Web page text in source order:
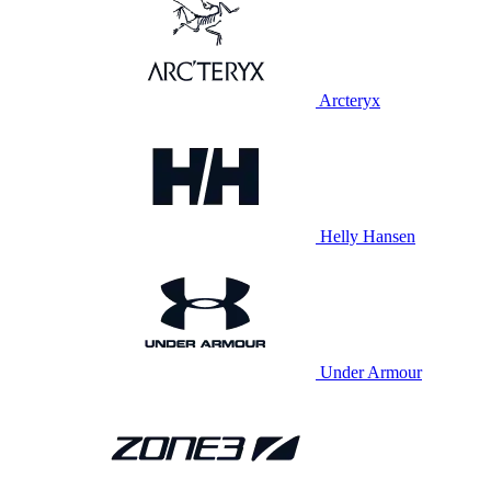
Arcteryx
Helly Hansen
Under Armour